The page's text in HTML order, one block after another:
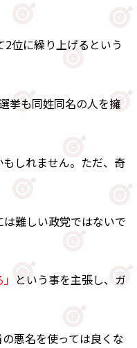
位に繰り上げるという
挙も同姓同名の人を擁
もしれません。ただ、奇
難しい政党ではないで
という事を主張し、ガ
悪名を使っては良くな